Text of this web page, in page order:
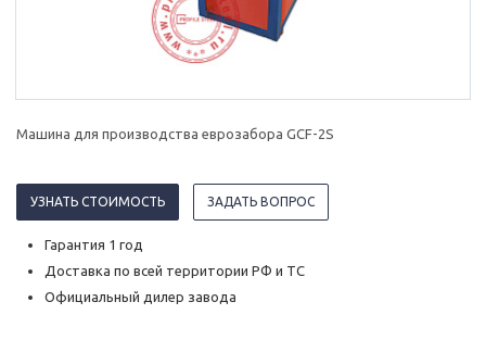
Машина для производства еврозабора GCF-2S
УЗНАТЬ СТОИМОСТЬ ЗАДАТЬ ВОПРОС
Гарантия 1 год
Доставка по всей территории РФ и ТС
Официальный дилер завода